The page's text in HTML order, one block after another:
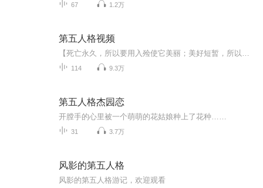
67 1.2万
第五人格视频
114 9.3万
第五人格杰园恋
开膛手的心里被一个萌萌的花姑娘种上了花种……
31 3.7万
风影的第五人格
风影的第五人格游记，欢迎观看